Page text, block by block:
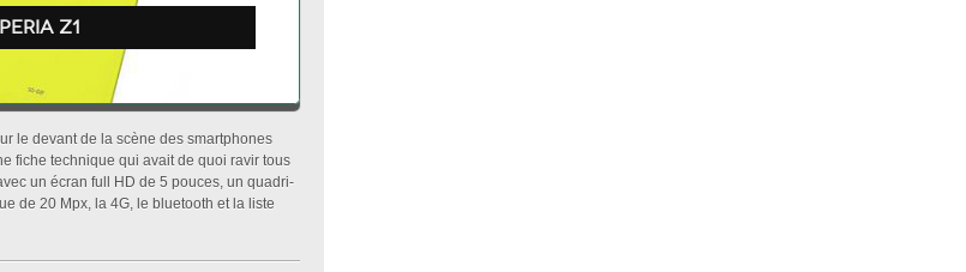
Z1
le devant de la scène des smartphones
fiche technique qui avait de quoi ravir tous
un écran full HD de 5 pouces, un quadri-
de 20 Mpx, la 4G, le bluetooth et la liste